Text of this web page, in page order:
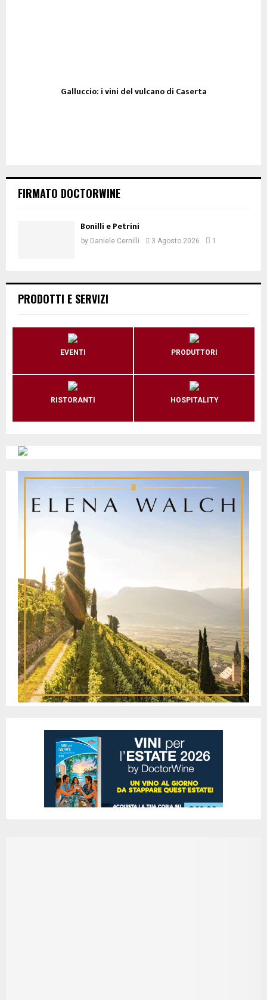
Galluccio: i vini del vulcano di Caserta
FIRMATO DOCTORWINE
Bonilli e Petrini
by Daniele Cernilli 3 Agosto 2026 1
PRODOTTI E SERVIZI
EVENTI PRODUTTORI
RISTORANTI HOSPITALITY